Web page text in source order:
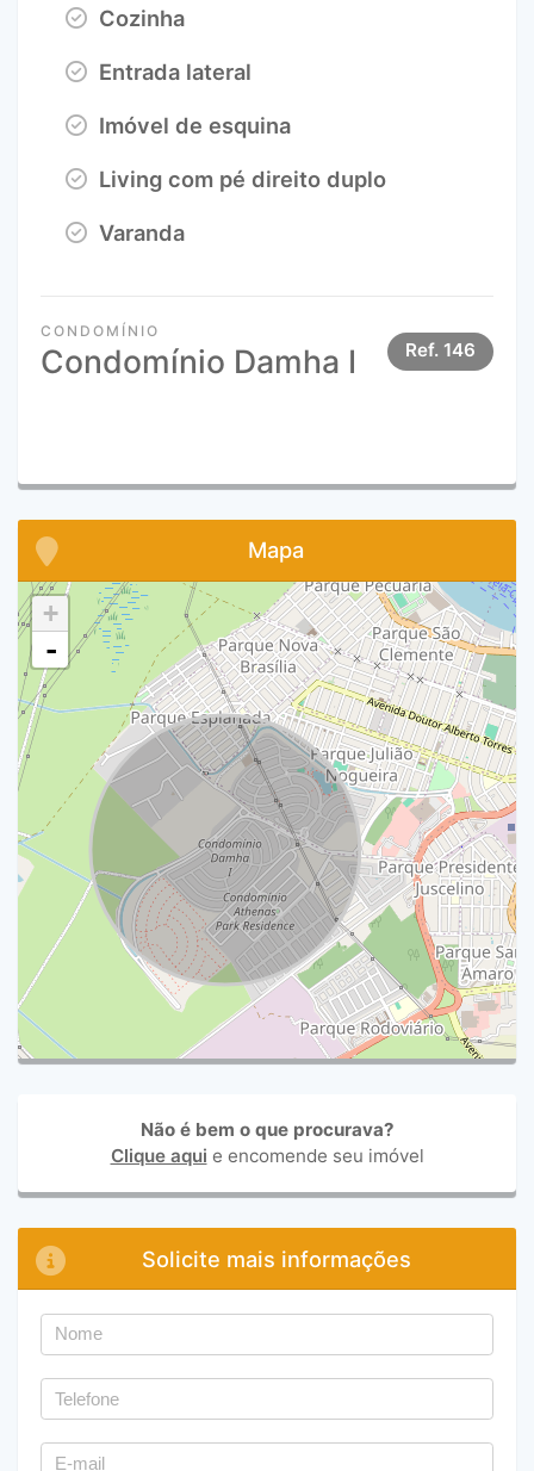
Cozinha
Entrada lateral
Imóvel de esquina
Living com pé direito duplo
Varanda
CONDOMÍNIO
Condomínio Damha I Ref. 146
Mapa
+
-
Não é bem o que procurava?
Clique aqui e encomende seu imóvel
Solicite mais informações